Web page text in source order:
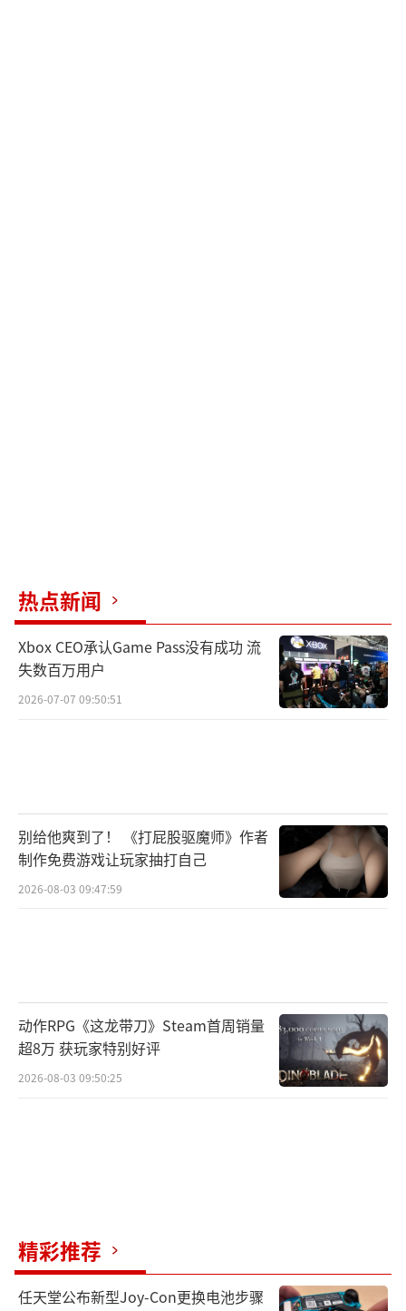
热点新闻
Xbox CEO承认Game Pass没有成功 流
失数百万用户
2026-07-07 09:50:51
别给他爽到了！ 《打屁股驱魔师》作者
制作免费游戏让玩家抽打自己
2026-08-03 09:47:59
动作RPG《这龙带刀》Steam首周销量
超8万 获玩家特别好评
2026-08-03 09:50:25
精彩推荐
任天堂公布新型Joy-Con更换电池步骤